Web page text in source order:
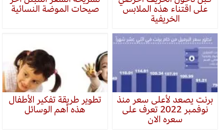
على اقتناء هذه الملابس
الخريفية
صيحات الموضة النسائية
برنت يصعد لأعلى سعر منذ
نوفمبر 2022 تعرف على
سعره الان
تطوير طريقة تفكير الأطفال
هذه أهم الوسائل